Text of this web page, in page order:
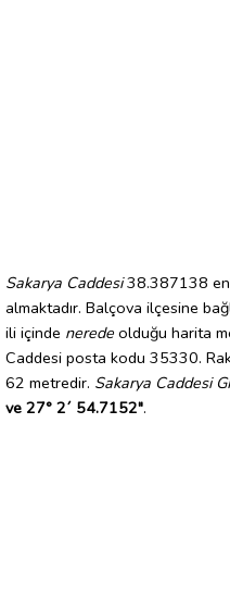
Sakarya Caddesi38.387138
almaktadır. Balçova ilçesine
ili içinde nerede olduğu harita
Caddesi posta kodu 35330.
62 metredir. Sakarya Caddesi
ve 27° 2´ 54.7152".